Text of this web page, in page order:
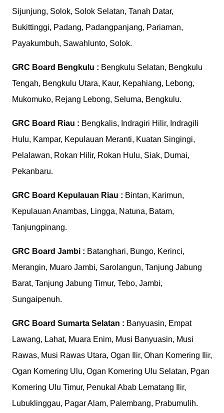
Sijunjung, Solok, Solok Selatan, Tanah Datar,
Bukittinggi, Padang, Padangpanjang, Pariaman,
Payakumbuh, Sawahlunto, Solok.
GRC Board Bengkulu : Bengkulu Selatan, Bengkulu
Tengah, Bengkulu Utara, Kaur, Kepahiang, Lebong,
Mukomuko, Rejang Lebong, Seluma, Bengkulu.
GRC Board Riau : Bengkalis, Indragiri Hilir, Indragili
Hulu, Kampar, Kepulauan Meranti, Kuatan Singingi,
Pelalawan, Rokan Hilir, Rokan Hulu, Siak, Dumai,
Pekanbaru.
GRC Board Kepulauan Riau : Bintan, Karimun,
Kepulauan Anambas, Lingga, Natuna, Batam,
Tanjungpinang.
GRC Board Jambi : Batanghari, Bungo, Kerinci,
Merangin, Muaro Jambi, Sarolangun, Tanjung Jabung
Barat, Tanjung Jabung Timur, Tebo, Jambi,
Sungaipenuh.
GRC Board Sumarta Selatan : Banyuasin, Empat
Lawang, Lahat, Muara Enim, Musi Banyuasin, Musi
Rawas, Musi Rawas Utara, Ogan Ilir, Ohan Komering Ilir,
Ogan Komering Ulu, Ogan Komering Ulu Selatan, Pgan
Komering Ulu Timur, Penukal Abab Lematang Ilir,
Lubuklinggau, Pagar Alam, Palembang, Prabumulih.